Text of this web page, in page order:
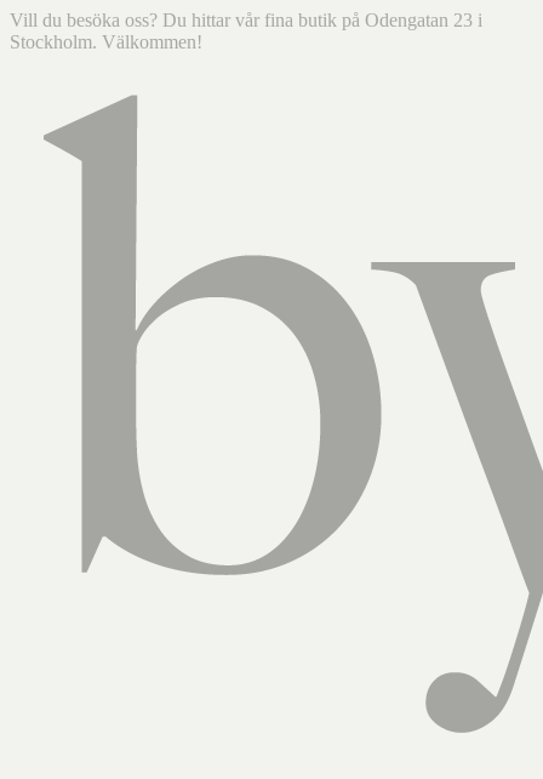
Vill du besöka oss? Du hittar vår fina butik på Odengatan 23 i
Stockholm. Välkommen!